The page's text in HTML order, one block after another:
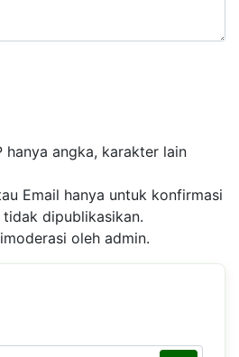
hanya angka, karakter lain
Email hanya untuk konfirmasi
dipublikasikan.
oleh admin.